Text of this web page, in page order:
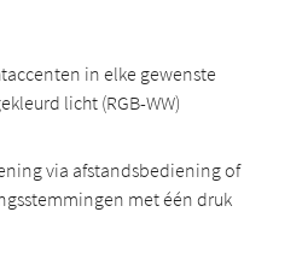
in elke gewenste
licht (RGB-WW)
via afstandsbediening of
met één druk